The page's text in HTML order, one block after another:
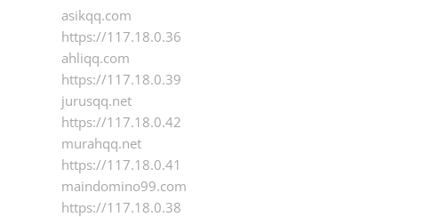
asikqq.com
https://117.18.0.36
ahliqq.com
https://117.18.0.39
jurusqq.net
https://117.18.0.42
murahqq.net
https://117.18.0.41
maindomino99.com
https://117.18.0.38